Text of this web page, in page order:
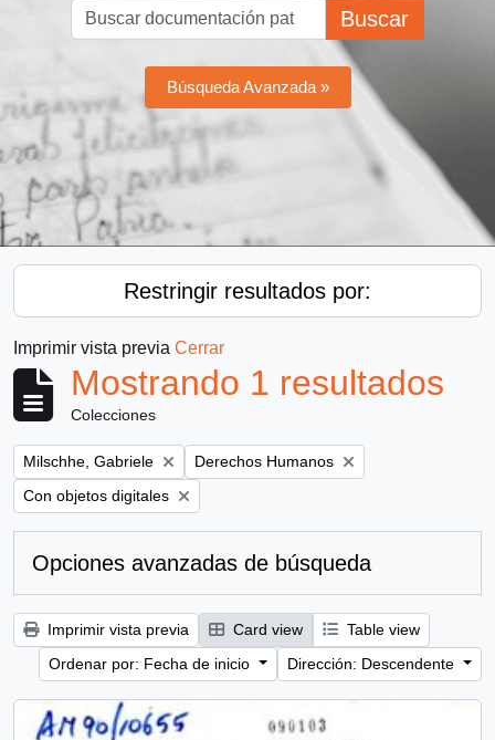
Buscar
Búsqueda Avanzada »
Restringir resultados por:
Imprimir vista previa Cerrar
Mostrando 1 resultados
Colecciones
Remove filter:
Milschhe, Gabriele Remove filter:
Derechos Humanos
Remove filter:
Con objetos digitales
Opciones avanzadas de búsqueda
Imprimir vista previa Card view
Table view
Ordenar por: Fecha de inicio
Dirección: Descendente